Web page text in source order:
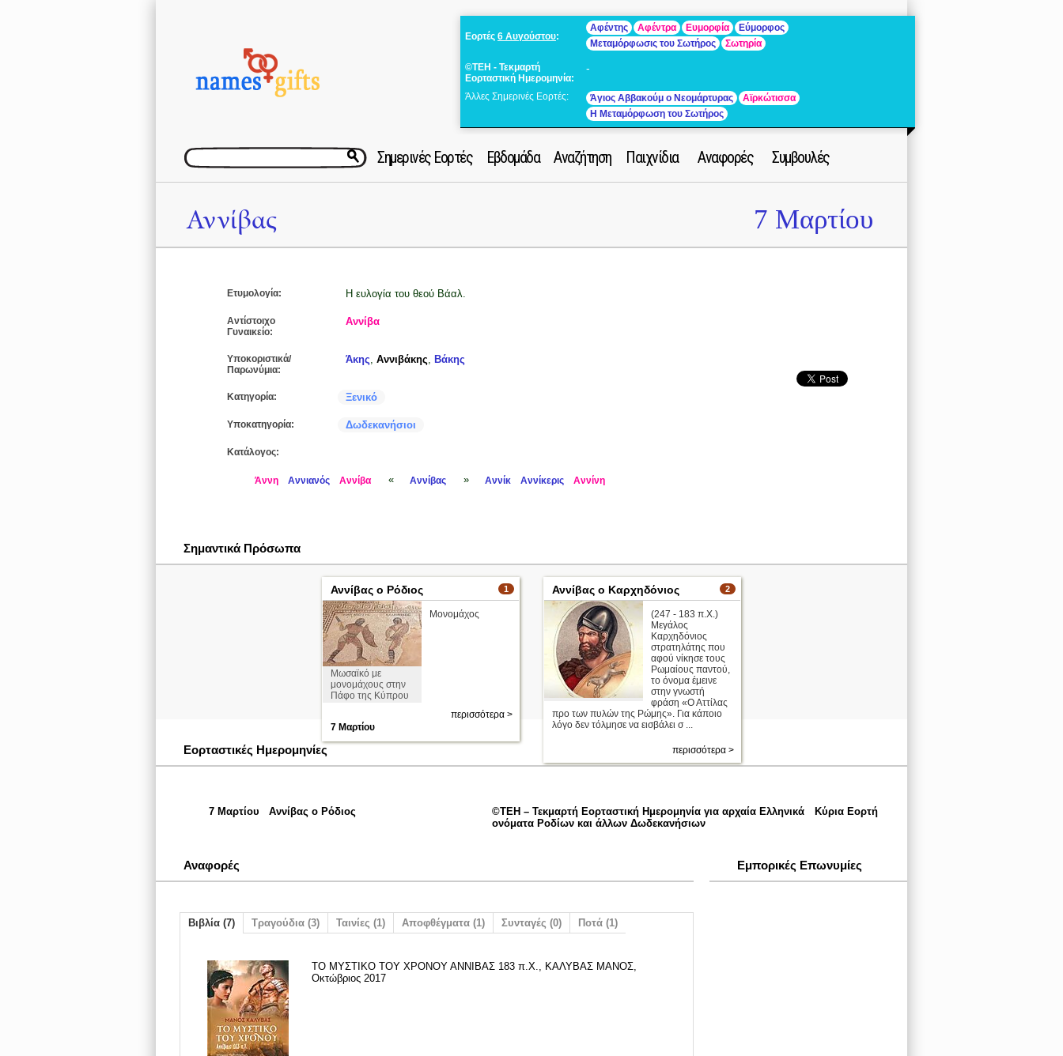
Εορτές 6 Αυγούστου:
Αφέντης Αφέντρα Ευμορφία
Εύμορφος
Μεταμόρφωσις του Σωτήρος
Σωτηρία
©ΤΕΗ - Τεκμαρτή
Εορταστική Ημερομηνία:
-
Άλλες Σημερινές Εορτές: Άγιος Αββακούμ ο Νεομάρτυρας
Αϊρκώτισσα
Η Μεταμόρφωση του Σωτήρος
Σημερινές Εορτές Εβδομάδα Αναζήτηση Παιχνίδια Αναφορές Συμβουλές
Αννίβας 7 Μαρτίου
Ετυμολογία: Η ευλογία του θεού Βάαλ.
Αντίστοιχο
Γυναικείο:
Αννίβα
Υποκοριστικά/
Παρωνύμια:
Άκης, Αννιβάκης, Βάκης
Κατηγορία: Ξενικό
Υποκατηγορία: Δωδεκανήσιοι
Κατάλογος:
Άννη Αννιανός Αννίβα « Αννίβας » Αννίκ Αννίκερις Αννίνη
Σημαντικά Πρόσωπα
1
Αννίβας ο Ρόδιος
Μωσαϊκό με
μονομάχους στην
Πάφο της Κύπρου
Μονομάχος
περισσότερα >
7 Μαρτίου
2
Αννίβας ο Καρχηδόνιος
(247 - 183 π.Χ.)
Μεγάλος
Καρχηδόνιος
στρατηλάτης που
αφού νίκησε τους
Ρωμαίους παντού,
το όνομα έμεινε
στην γνωστή
φράση «Ο Αττίλας
προ των πυλών της Ρώμης». Για κάποιο
λόγο δεν τόλμησε να εισβάλει σ ...
περισσότερα >
Εορταστικές Ημερομηνίες
7 Μαρτίου Αννίβας ο Ρόδιος
©ΤΕΗ – Τεκμαρτή Εορταστική Ημερομηνία για αρχαία Ελληνικά
ονόματα Ροδίων και άλλων Δωδεκανήσιων
Κύρια Εορτή
Εμπορικές Επωνυμίες
Αναφορές
Βιβλία (7) Τραγούδια (3) Ταινίες (1) Αποφθέγματα (1) Συνταγές (0) Ποτά (1)
ΤΟ ΜΥΣΤΙΚΟ ΤΟΥ ΧΡΟΝΟΥ ΑΝΝΙΒΑΣ 183 π.Χ., ΚΑΛΥΒΑΣ ΜΑΝΟΣ,
Οκτώβριος 2017